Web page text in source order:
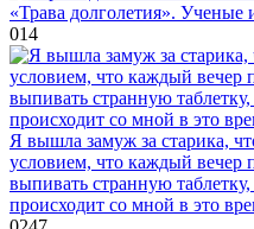
«Трава долголетия». Ученые
014
Я вышла замуж за старика,
условием, что каждый вечер
выпивать странную
происходит со мной в это